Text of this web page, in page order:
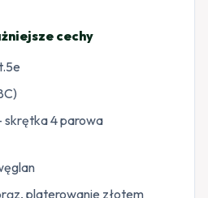
cechy
skrętka 4 parowa
platerowanie złotem